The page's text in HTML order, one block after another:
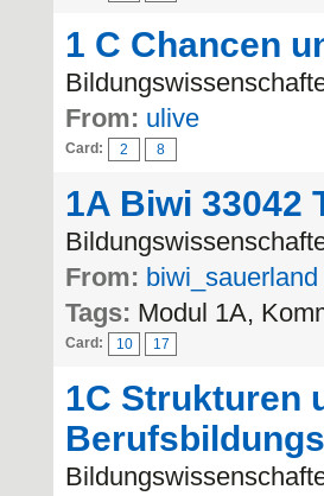
1 C Chancen
From: ulive
Card: 2 8
1A Biwi 33042
From: biwi_sauerland
Tags: Modul 1A,
Card: 10 17
1C Strukturen